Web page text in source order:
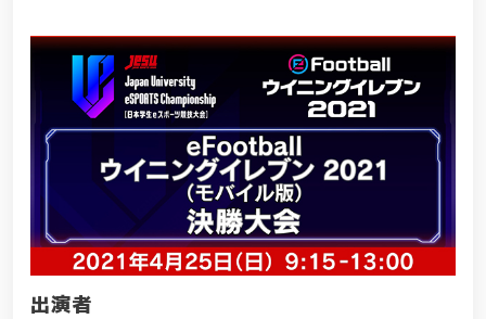
出演者